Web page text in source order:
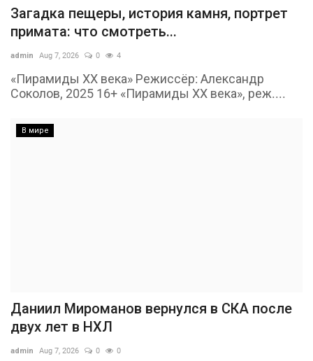
Загадка пещеры, история камня, портрет
примата: что смотреть...
admin Aug 7, 2026 0 4
«Пирамиды ХХ века» Режиссёр: Александр
Соколов, 2025 16+ «Пирамиды ХХ века», реж....
В мире
Даниил Мироманов вернулся в СКА после
двух лет в НХЛ
admin Aug 7, 2026 0 0